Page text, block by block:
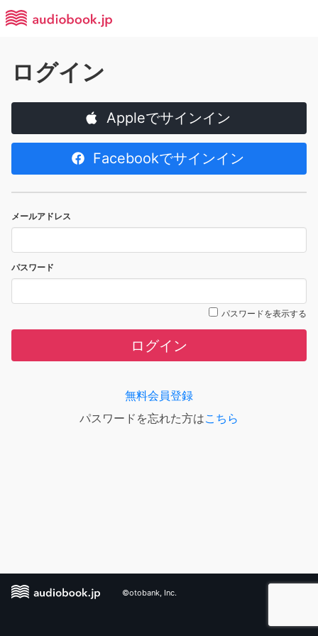
ログイン
Appleでサインイン
Facebookでサインイン
メールアドレス
パスワード
パスワードを表示する
ログイン
無料会員登録
パスワードを忘れた方はこちら
©otobank, Inc.